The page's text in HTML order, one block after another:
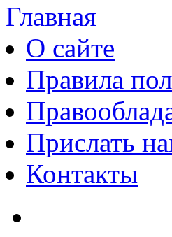
Главная
О сайте
Правила
Прислать
Контакты